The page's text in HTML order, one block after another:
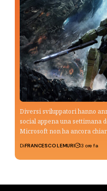
Diversi sviluppatori hanno
social appena una settimana
Microsoft non ha ancora
DiFRANCESCO LEMURI 13 ore fa